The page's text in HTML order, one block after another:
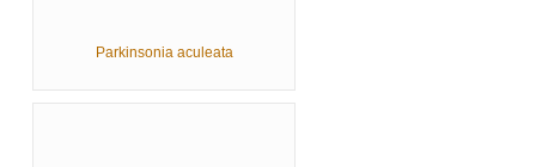
Parkinsonia aculeata